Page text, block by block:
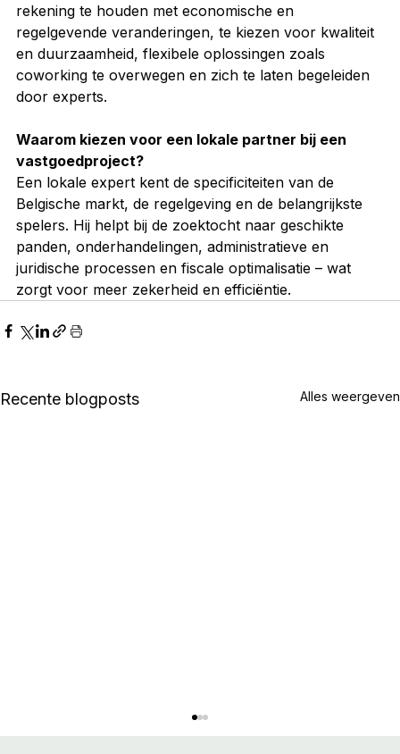
rekening te houden met economische en
regelgevende veranderingen, te kiezen voor kwaliteit
en duurzaamheid, flexibele oplossingen zoals
coworking te overwegen en zich te laten begeleiden
door experts.
Waarom kiezen voor een lokale partner bij een
vastgoedproject?
Een lokale expert kent de specificiteiten van de
Belgische markt, de regelgeving en de belangrijkste
spelers. Hij helpt bij de zoektocht naar geschikte
panden, onderhandelingen, administratieve en
juridische processen en fiscale optimalisatie – wat
zorgt voor meer zekerheid en efficiëntie.
Recente blogposts Alles weergeven